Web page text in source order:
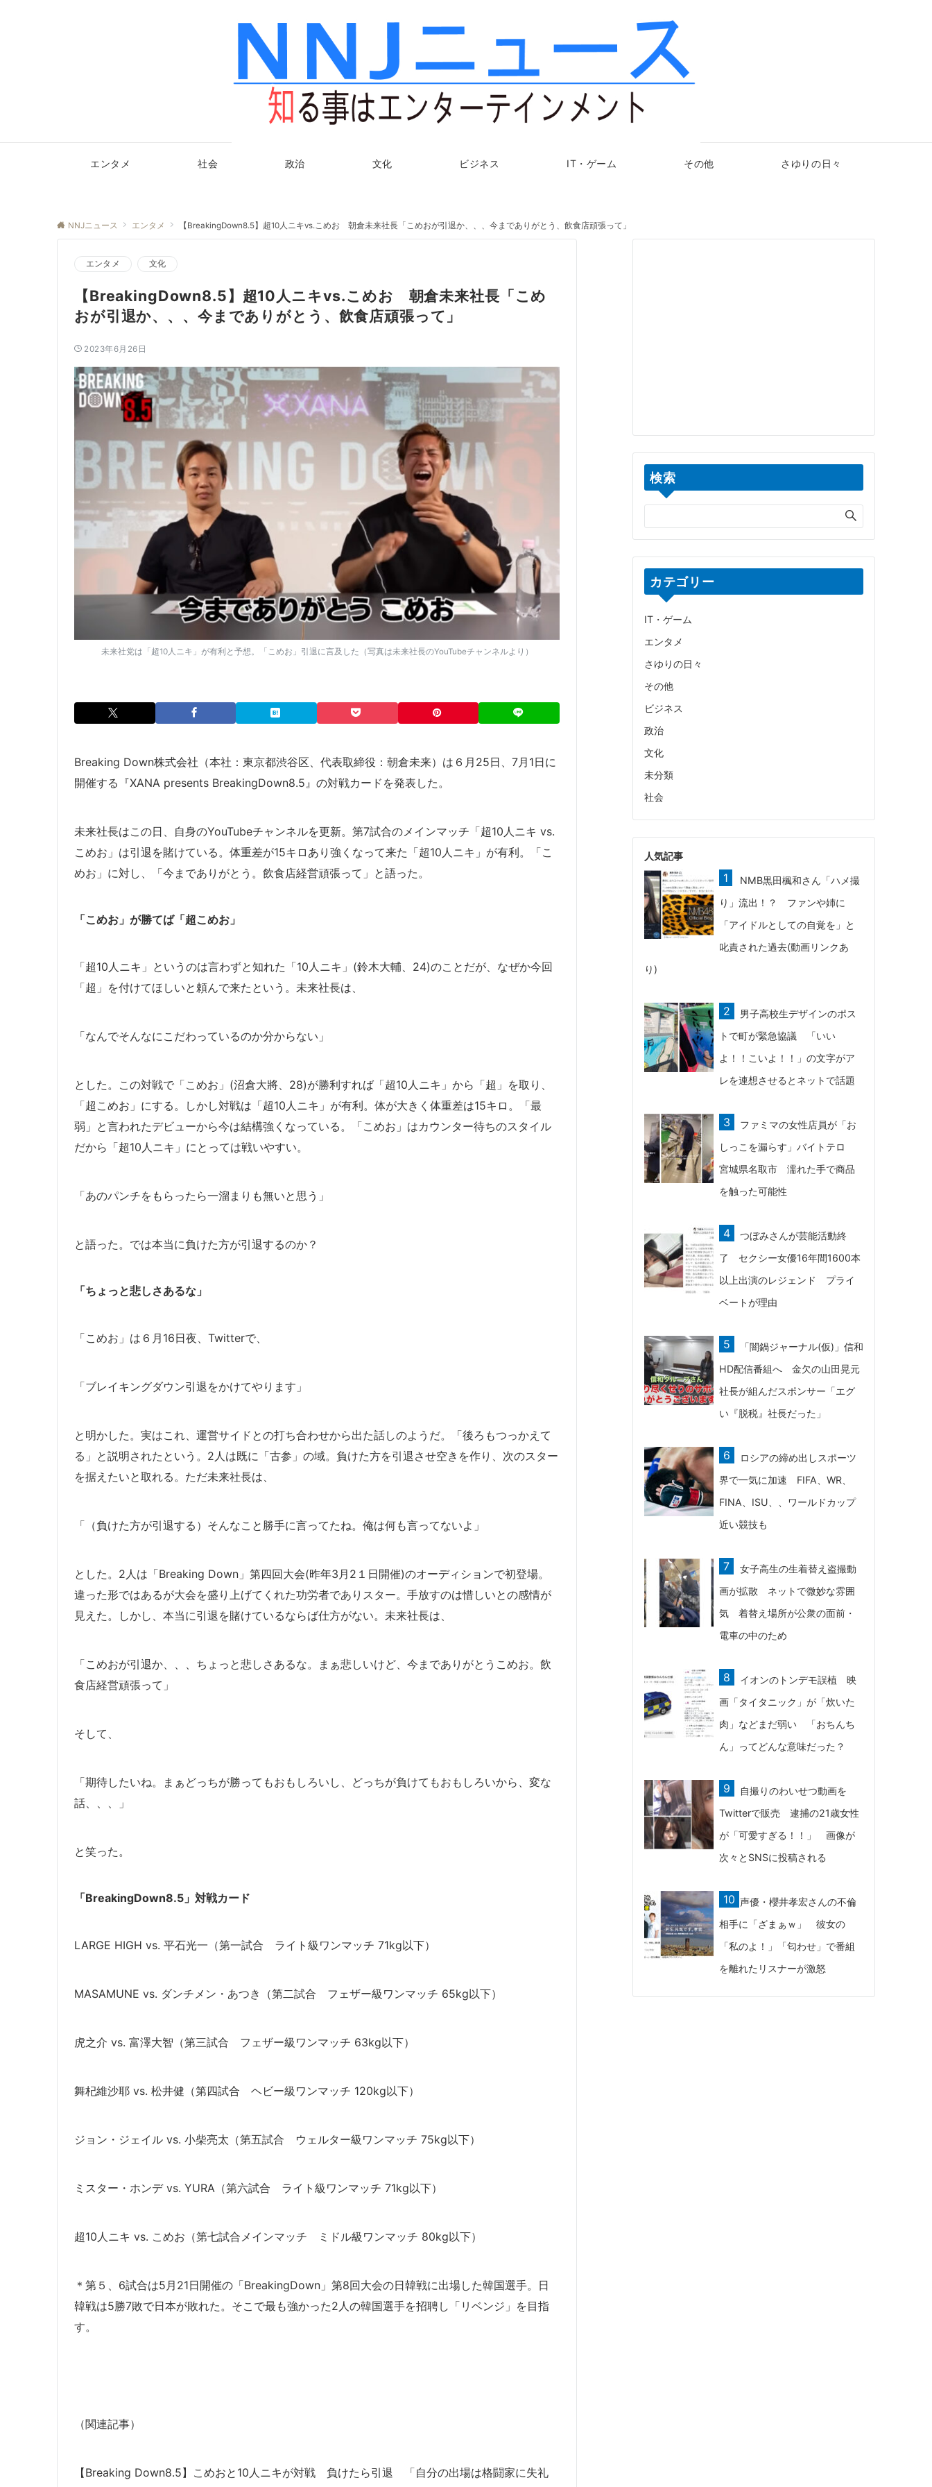
エンタメ 社会 政治 文化 ビジネス IT・ゲーム その他 さゆりの日々
NNJニュース エンタメ 【BreakingDown8.5】超10人ニキvs.こめお 朝倉未来社長「こめおが引退か、、、今までありがとう、飲食店頑張って」
エンタメ 文化
【BreakingDown8.5】超10人ニキvs.こめお 朝倉未来社長「こめ
おが引退か、、、今までありがとう、飲食店頑張って」
2023年6月26日
未来社党は「超10人ニキ」が有利と予想。「こめお」引退に言及した（写真は未来社長のYouTubeチャンネルより）
Breaking Down株式会社（本社：東京都渋谷区、代表取締役：朝倉未来）は６月25日、7月1日に
開催する『XANA presents BreakingDown8.5』の対戦カードを発表した。
未来社長はこの日、自身のYouTubeチャンネルを更新。第7試合のメインマッチ「超10人ニキ vs.
こめお」は引退を賭けている。体重差が15キロあり強くなって来た「超10人ニキ」が有利。「こ
めお」に対し、「今までありがとう。飲食店経営頑張って」と語った。
「こめお」が勝てば「超こめお」
「超10人ニキ」というのは言わずと知れた「10人ニキ」(鈴木大輔、24)のことだが、なぜか今回
「超」を付けてほしいと頼んで来たという。未来社長は、
「なんでそんなにこだわっているのか分からない」
とした。この対戦で「こめお」(沼倉大將、28)が勝利すれば「超10人ニキ」から「超」を取り、
「超こめお」にする。しかし対戦は「超10人ニキ」が有利。体が大きく体重差は15キロ。「最
弱」と言われたデビューから今は結構強くなっている。「こめお」はカウンター待ちのスタイル
だから「超10人ニキ」にとっては戦いやすい。
「あのパンチをもらったら一溜まりも無いと思う」
と語った。では本当に負けた方が引退するのか？
「ちょっと悲しさあるな」
「こめお」は６月16日夜、Twitterで、
「ブレイキングダウン引退をかけてやります」
と明かした。実はこれ、運営サイドとの打ち合わせから出た話しのようだ。「後ろもつっかえて
る」と説明されたという。2人は既に「古参」の域。負けた方を引退させ空きを作り、次のスター
を据えたいと取れる。ただ未来社長は、
「（負けた方が引退する）そんなこと勝手に言ってたね。俺は何も言ってないよ」
とした。2人は「Breaking Down」第四回大会(昨年3月2１日開催)のオーディションで初登場。
違った形ではあるが大会を盛り上げてくれた功労者でありスター。手放すのは惜しいとの感情が
見えた。しかし、本当に引退を賭けているならば仕方がない。未来社長は、
「こめおが引退か、、、ちょっと悲しさあるな。まぁ悲しいけど、今までありがとうこめお。飲
食店経営頑張って」
そして、
「期待したいね。まぁどっちが勝ってもおもしろいし、どっちが負けてもおもしろいから、変な
話、、、」
と笑った。
「BreakingDown8.5」対戦カード
LARGE HIGH vs. 平石光一（第一試合 ライト級ワンマッチ 71kg以下）
MASAMUNE vs. ダンチメン・あつき（第二試合 フェザー級ワンマッチ 65kg以下）
虎之介 vs. 富澤大智（第三試合 フェザー級ワンマッチ 63kg以下）
舞杞維沙耶 vs. 松井健（第四試合 ヘビー級ワンマッチ 120kg以下）
ジョン・ジェイル vs. 小柴亮太（第五試合 ウェルター級ワンマッチ 75kg以下）
ミスター・ホンデ vs. YURA（第六試合 ライト級ワンマッチ 71kg以下）
超10人ニキ vs. こめお（第七試合メインマッチ ミドル級ワンマッチ 80kg以下）
＊第５、6試合は5月21日開催の「BreakingDown」第8回大会の日韓戦に出場した韓国選手。日
韓戦は5勝7敗で日本が敗れた。そこで最も強かった2人の韓国選手を招聘し「リベンジ」を目指
す。
（関連記事）
【Breaking Down8.5】こめおと10人ニキが対戦 負けたら引退 「自分の出場は格闘家に失礼
検索
カテゴリー
IT・ゲーム
エンタメ
さゆりの日々
その他
ビジネス
政治
文化
未分類
社会
人気記事
NMB黒田楓和さん「ハメ撮
り」流出！？ ファンや姉に
「アイドルとしての自覚を」と
叱責された過去(動画リンクあ
り)
男子高校生デザインのポス
トで町が緊急協議 「いい
よ！！こいよ！！」の文字がア
レを連想させるとネットで話題
ファミマの女性店員が「お
しっこを漏らす」バイトテロ
宮城県名取市 濡れた手で商品
を触った可能性
つぼみさんが芸能活動終
了 セクシー女優16年間1600本
以上出演のレジェンド プライ
ベートが理由
「闇鍋ジャーナル(仮)」信和
HD配信番組へ 金欠の山田晃元
社長が組んだスポンサー「エグ
い『脱税』社長だった」
ロシアの締め出しスポーツ
界で一気に加速 FIFA、WR、
FINA、ISU、、ワールドカップ
近い競技も
女子高生の生着替え盗撮動
画が拡散 ネットで微妙な雰囲
気 着替え場所が公衆の面前・
電車の中のため
イオンのトンデモ誤植 映
画「タイタニック」が「炊いた
肉」などまだ弱い 「おちんち
ん」ってどんな意味だった？
自撮りのわいせつ動画を
Twitterで販売 逮捕の21歳女性
が「可愛すぎる！！」 画像が
次々とSNSに投稿される
声優・櫻井孝宏さんの不倫
相手に「ざまぁｗ」 彼女の
「私のよ！」「匂わせ」で番組
を離れたリスナーが激怒